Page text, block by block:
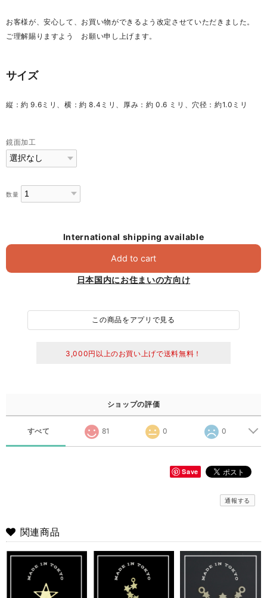
お客様が、安心して、お買い物ができるよう改定させていただきました。
ご理解賜りますよう お願い申し上げます。
サイズ
縦：約 9.6ミリ、横：約 8.4ミリ、厚み：約 0.6 ミリ、穴径：約1.0ミリ
鏡面加工
数量
International shipping available
Add to cart
日本国内にお住まいの方向け
この商品をアプリで見る
3,000円以上のお買い上げで送料無料！
ショップの評価
すべて 81 0 0
Save
通報する
関連商品